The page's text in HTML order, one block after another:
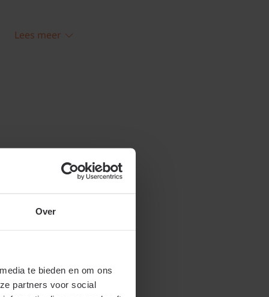
Over
te bieden en om ons
partners voor social
'Conference' &
takjes groeien. Knip deze takjes op
jaar heen doen.
Lees meer